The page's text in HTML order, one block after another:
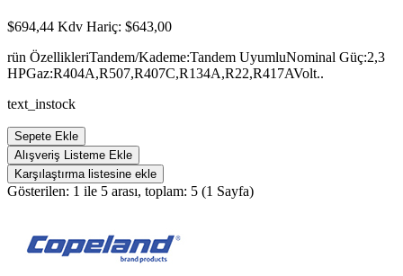
$694,44 Kdv Hariç: $643,00
rün ÖzellikleriTandem/Kademe:Tandem UyumluNominal Güç:2,3
HPGaz:R404A,R507,R407C,R134A,R22,R417AVolt..
text_instock
Sepete Ekle
Alışveriş Listeme Ekle
Karşılaştırma listesine ekle
Gösterilen: 1 ile 5 arası, toplam: 5 (1 Sayfa)